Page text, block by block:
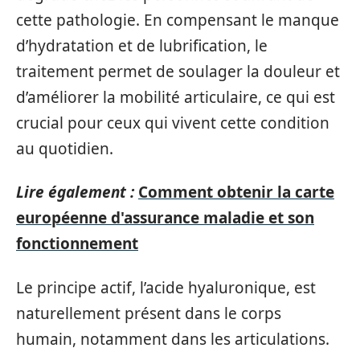
cette pathologie. En compensant le manque
d’hydratation et de lubrification, le
traitement permet de soulager la douleur et
d’améliorer la mobilité articulaire, ce qui est
crucial pour ceux qui vivent cette condition
au quotidien.
Lire également : Comment obtenir la carte
européenne d'assurance maladie et son
fonctionnement
Le principe actif, l’acide hyaluronique, est
naturellement présent dans le corps
humain, notamment dans les articulations.